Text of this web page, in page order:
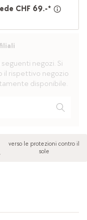
CHF 69.-*
negozi. Si
il rispettivo negozio
disponibile.
verso le protezioni contro il
sole